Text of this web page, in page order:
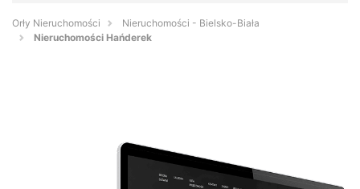
Orły Nieruchomości
Nieruchomości - Bielsko-Biała
Nieruchomości Hańderek